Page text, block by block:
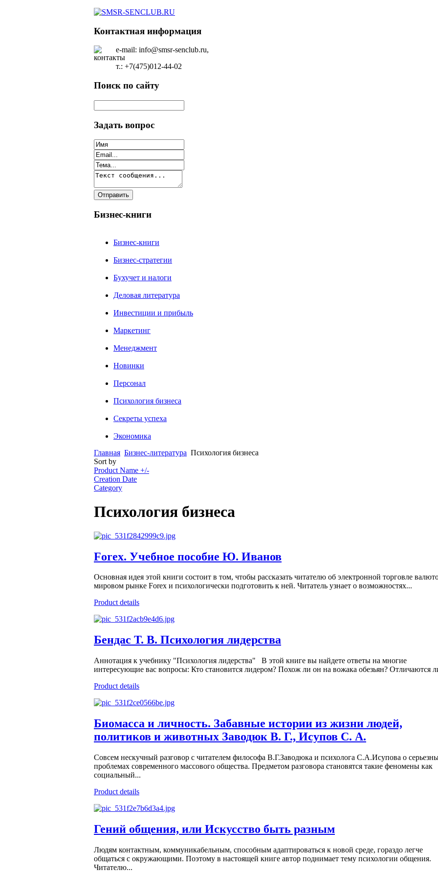
Контактная информация
e-mail: info@smsr-senclub.ru,
т.: +7(475)012-44-02
Поиск по сайту
Задать вопрос
Бизнес-книги
Бизнес-книги
Бизнес-стратегии
Бухучет и налоги
Деловая литература
Инвестиции и прибыль
Маркетинг
Менеджмент
Новинки
Персонал
Психология бизнеса
Секреты успеха
Экономика
Главная Бизнес-литература Психология бизнеса
Sort by
Product Name +/-
Creation Date
Category
Психология бизнеса
Forex. Учебное пособие Ю. Иванов
Основная идея этой книги состоит в том, чтобы рассказать читателю об электронной торговле
мировом рынке Forex и психологически подготовить к ней. Читатель узнает о возможностях...
Product details
Бендас Т. В. Психология лидерства
Аннотация к учебнику "Психология лидерства" В этой книге вы найдете ответы на многие
интересующие вас вопросы: Кто становится лидером? Похож ли он на вожака обезьян? Отличаются
Product details
Биомасса и личность. Забавные истории из жизни людей,
политиков и животных Заводюк В. Г., Исупов С. А.
Совсем нескучный разговор с читателем философа В.Г.Заводюка и психолога С.А.Исупова о
проблемах современного массового общества. Предметом разговора становятся такие феномены как
социальный...
Product details
Гений общения, или Искусство быть разным
Людям контактным, коммуникабельным, способным адаптироваться к новой среде, гораздо легче
общаться с окружающими. Поэтому в настоящей книге автор поднимает тему психологии общения.
Читателю...